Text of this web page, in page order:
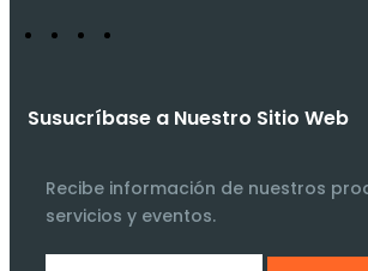
Susucríbase a Nuestro Sitio Web
Recibe información de nuestros
servicios y eventos.